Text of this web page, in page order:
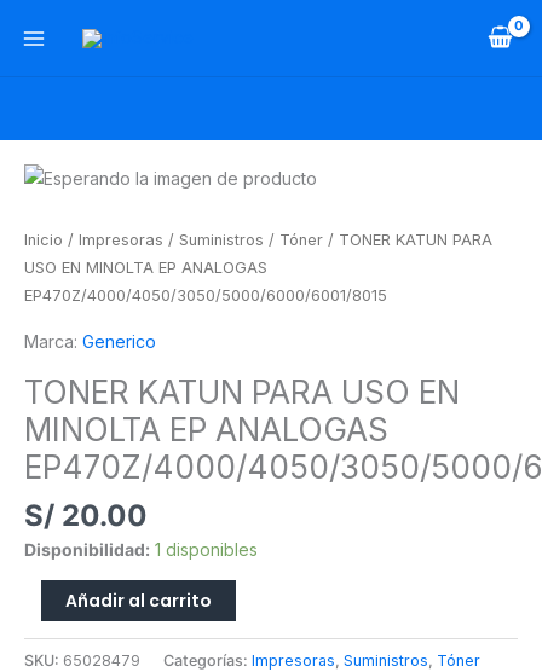
Inicio / Impresoras / Suministros / Tóner / TONER KATUN PARA
USO EN MINOLTA EP ANALOGAS
EP470Z/4000/4050/3050/5000/6000/6001/8015
Marca: Generico
TONER KATUN PARA USO EN
MINOLTA EP ANALOGAS
EP470Z/4000/4050/3050/5000/
S/ 20.00
Disponibilidad: 1 disponibles
TONER
PARA
USO
EN
EP
EP470Z/4000/4050/3050/5000/6000/6001/8015
cantidad
Añadir al carrito
SKU: 65028479 Categorías: Impresoras, Suministros, Tóner